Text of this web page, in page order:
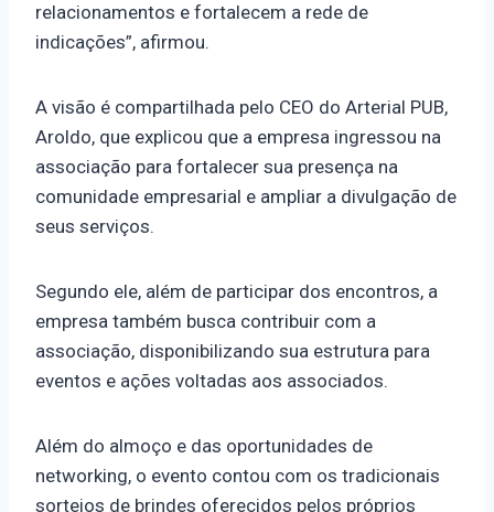
relacionamentos e fortalecem a rede de
indicações”, afirmou.
A visão é compartilhada pelo CEO do Arterial PUB,
Aroldo, que explicou que a empresa ingressou na
associação para fortalecer sua presença na
comunidade empresarial e ampliar a divulgação de
seus serviços.
Segundo ele, além de participar dos encontros, a
empresa também busca contribuir com a
associação, disponibilizando sua estrutura para
eventos e ações voltadas aos associados.
Além do almoço e das oportunidades de
networking, o evento contou com os tradicionais
sorteios de brindes oferecidos pelos próprios